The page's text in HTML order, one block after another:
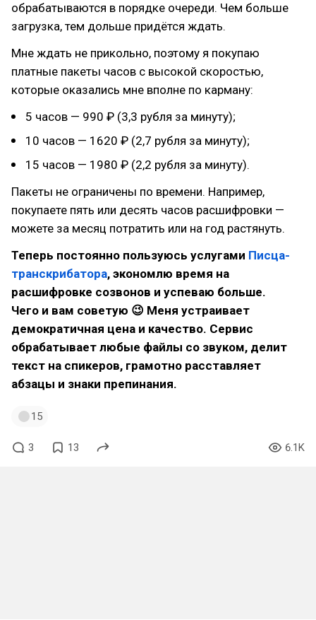
обрабатываются в порядке очереди. Чем больше
загрузка, тем дольше придётся ждать.
Мне ждать не прикольно, поэтому я покупаю
платные пакеты часов с высокой скоростью,
которые оказались мне вполне по карману:
5 часов — 990 ₽ (3,3 рубля за минуту);
10 часов — 1620 ₽ (2,7 рубля за минуту);
15 часов — 1980 ₽ (2,2 рубля за минуту).
Пакеты не ограничены по времени. Например,
покупаете пять или десять часов расшифровки —
можете за месяц потратить или на год растянуть.
Теперь постоянно пользуюсь услугами Писца-
транскрибатора, экономлю время на
расшифровке созвонов и успеваю больше.
Чего и вам советую 😉 Меня устраивает
демократичная цена и качество. Сервис
обрабатывает любые файлы со звуком, делит
текст на спикеров, грамотно расставляет
абзацы и знаки препинания.
15
3 13 6.1K